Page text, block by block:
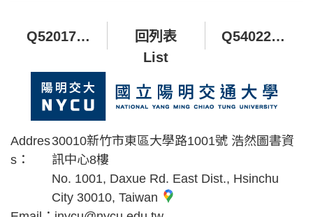
Q520170 太空系統工程研究所整體發展與教研支援計畫
回列表
List
Q540224 7T MRI 研究捐款
Addres
s：
30010新竹市東區大學路1001號 浩然圖書資
訊中心8樓
No. 1001, Daxue Rd. East Dist., Hsinchu
City 30010, Taiwan